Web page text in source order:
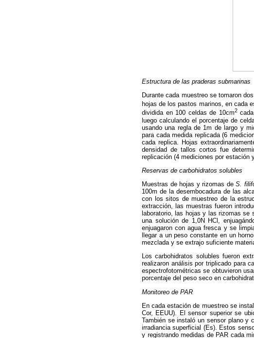
Estructura de las praderas submarinas
Durante cada muestreo se tomaron
hojas de los pastos marinos, en cada
dividida en 100 celdas de 10cm2cada
luego calculando el porcentaje de
usando una regla de 1m de largo y
para cada medida replicada (6
cada replica. Hojas
densidad de tallos cortos fue
replicación (4 mediciones por estación
Reservas de carbohidratos solubles
Muestras de hojas y rizomas de S.
100m de la desembocadura de las
con los sitos de muestreo de la
extracción, las muestras fueron
laboratorio, las hojas y las rizomas se
una solución de 1,0N HCl,
enjuagaron con agua fresca y se
llegar a un peso constante en un
mezclada y se extrajo suficiente
Los carbohidratos solubles fueron
realizaron análisis por triplicado para
espectrofotométricas se obtuvieron
porcentaje del peso seco en
Monitoreo de PAR
En cada estación de muestreo se
Cor, EEUU). El sensor superior se
También se instaló un sensor plano y
irradiancia superficial (Es). Estos
y registrando medidas de PAR cada